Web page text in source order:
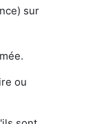
sur
ou